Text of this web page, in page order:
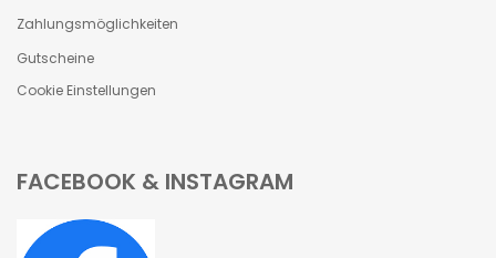
Zahlungsmöglichkeiten
Gutscheine
Cookie Einstellungen
FACEBOOK & INSTAGRAM